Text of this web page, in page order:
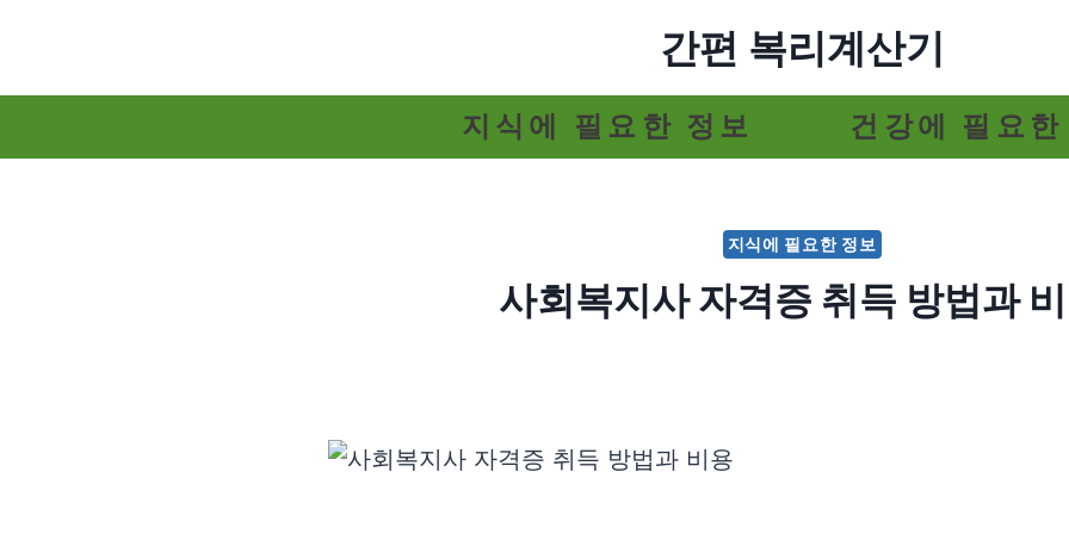
content
간편 복리계산기
지식에 필요한 정보 건강에 필요한
지식에 필요한 정보
사회복지사 자격증 취득 방법과